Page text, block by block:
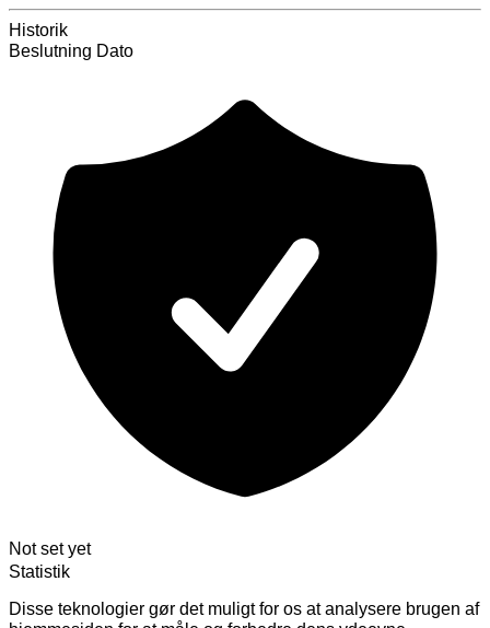
Historik
Beslutning Dato
Not set yet
Statistik
Disse teknologier gør det muligt for os at analysere brugen af